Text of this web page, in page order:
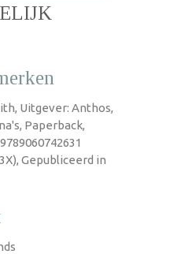
Uitgever: Anthos,
Paperback,
Gepubliceerd in